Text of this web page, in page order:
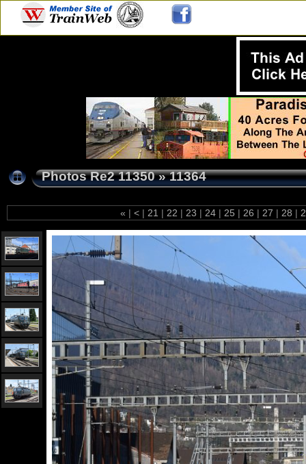
Photos Re2 11350»11364
« | < | 21 | 22 | 23 | 24 | 25 | 26 | 27 | 28 |